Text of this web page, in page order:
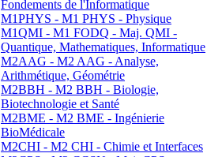
Fondements de l'Informatique
M1PHYS - M1 PHYS - Physique
M1QMI - M1 FODQ - Maj. QMI -
Quantique, Mathematiques, Informatique
M2AAG - M2 AAG - Analyse,
Arithmétique, Géométrie
M2BBH - M2 BBH - Biologie,
Biotechnologie et Santé
M2BME - M2 BME - Ingénierie
BioMédicale
M2CHI - M2 CHI - Chimie et Interfaces